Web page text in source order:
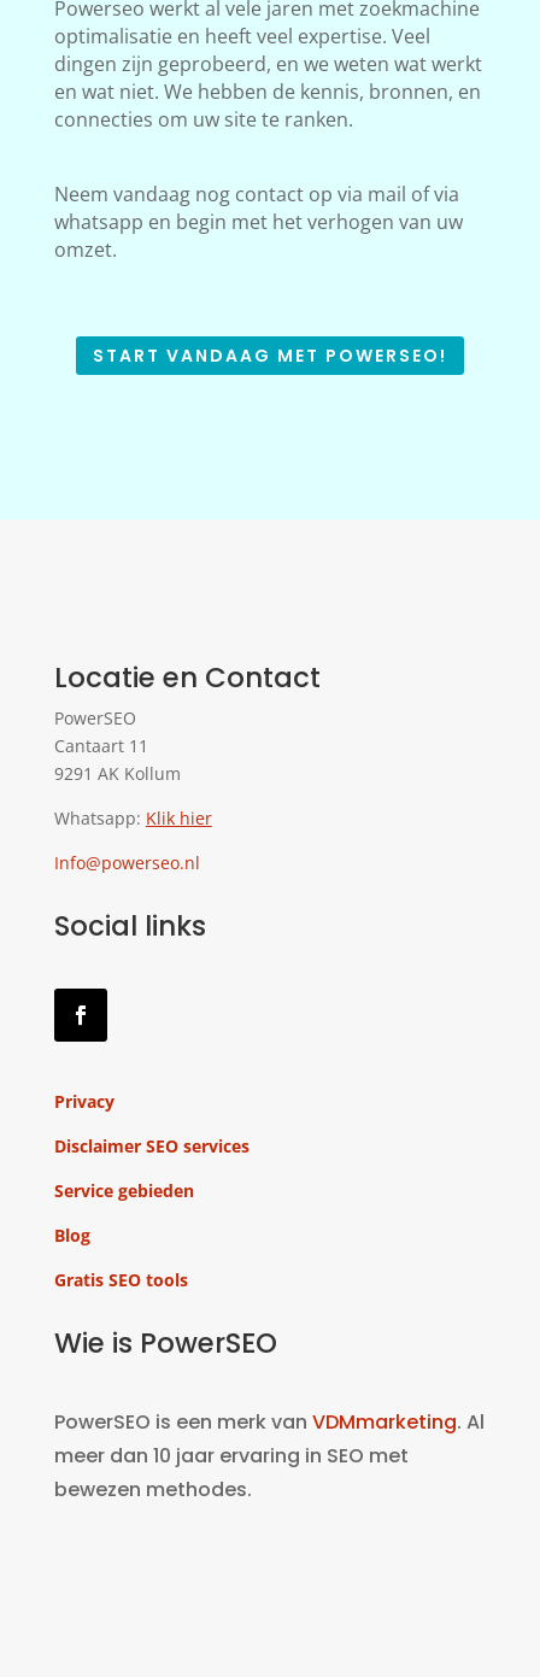
Powerseo werkt al vele jaren met zoekmachine
optimalisatie en heeft veel expertise. Veel
dingen zijn geprobeerd, en we weten wat werkt
en wat niet. We hebben de kennis, bronnen, en
connecties om uw site te ranken.
Neem vandaag nog contact op via mail of via
whatsapp en begin met het verhogen van uw
omzet.
START VANDAAG MET POWERSEO!
Locatie en Contact
PowerSEO
Cantaart 11
9291 AK Kollum
Whatsapp: Klik hier
Info@powerseo.nl
Social links
Privacy
Disclaimer SEO services
Service gebieden
Blog
Gratis SEO tools
Wie is PowerSEO
PowerSEO is een merk van VDMmarketing. Al
meer dan 10 jaar ervaring in SEO met
bewezen methodes.